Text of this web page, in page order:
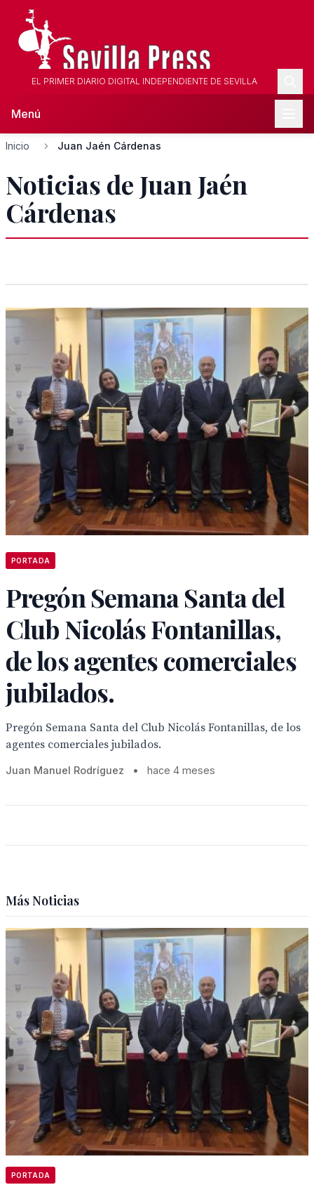
EL PRIMER DIARIO DIGITAL INDEPENDIENTE DE SEVILLA
Menú
Inicio Juan Jaén Cárdenas
Noticias de Juan Jaén
Cárdenas
PORTADA
Pregón Semana Santa del
Club Nicolás Fontanillas,
de los agentes comerciales
jubilados.
Pregón Semana Santa del Club Nicolás Fontanillas, de los
agentes comerciales jubilados.
Juan Manuel Rodríguez • hace 4 meses
Más Noticias
PORTADA